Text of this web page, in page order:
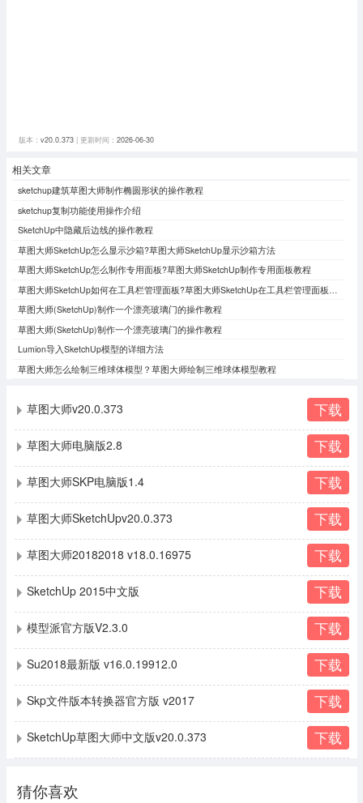
版本： v20.0.373| 更新时间： 2026-06-30
相关文章
sketchup建筑草图大师制作椭圆形状的操作教程
sketchup复制功能使用操作介绍
SketchUp中隐藏后边线的操作教程
草图大师SketchUp怎么显示沙箱?草图大师SketchUp显示沙箱方法
草图大师SketchUp怎么制作专用面板?草图大师SketchUp制作专用面板教程
草图大师SketchUp如何在工具栏管理面板?草图大师SketchUp在工具栏管理面板的方法
草图大师(SketchUp)制作一个漂亮玻璃门的操作教程
草图大师(SketchUp)制作一个漂亮玻璃门的操作教程
Lumion导入SketchUp模型的详细方法
草图大师怎么绘制三维球体模型？草图大师绘制三维球体模型教程
草图大师v20.0.373 下载
草图大师电脑版2.8 下载
草图大师SKP电脑版1.4 下载
草图大师SketchUpv20.0.373 下载
草图大师20182018 v18.0.16975 下载
SketchUp 2015中文版 下载
模型派官方版V2.3.0 下载
Su2018最新版 v16.0.19912.0 下载
Skp文件版本转换器官方版 v2017 下载
SketchUp草图大师中文版v20.0.373 下载
猜你喜欢